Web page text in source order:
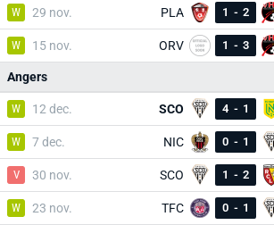
W 29 nov. PLA 1 - 2
W 15 nov. ORV 1 - 3
Angers
W 12 dec. SCO 4 - 1
W 7 dec. NIC 0 - 1
V 30 nov. SCO 1 - 2
W 23 nov. TFC 0 - 1